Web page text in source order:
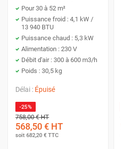
Pour 30 à 52 m²
Puissance froid : 4,1 kW /
13 940 BTU
Puissance chaud : 5,3 kW
Alimentation : 230 V
Débit d'air : 300 à 600 m3/h
Poids : 30,5 kg
Délai : Épuisé
-25%
758,00 €HT
568,50 € HT
soit 682,20 € TTC